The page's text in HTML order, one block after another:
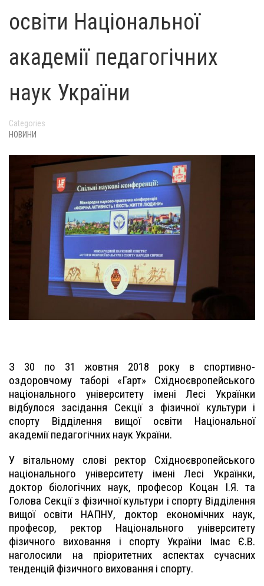
освіти Національної
академії педагогічних
наук України
Categories
НОВИНИ
З 30 по 31 жовтня 2018 року в спортивно-
оздоровчому таборі «Гарт» Східноєвропейського
національного університету імені Лесі Українки
відбулося засідання Секції з фізичної культури і
спорту Відділення вищої освіти Національної
академії педагогічних наук України.
У вітальному слові ректор Східноєвропейського
національного університету імені Лесі Українки,
доктор біологічних наук, професор Коцан І.Я. та
Голова Секції з фізичної культури і спорту Відділення
вищої освіти НАПНУ, доктор економічних наук,
професор, ректор Національного університету
фізичного виховання і спорту України Імас Є.В.
наголосили на пріоритетних аспектах сучасних
тенденцій фізичного виховання і спорту.